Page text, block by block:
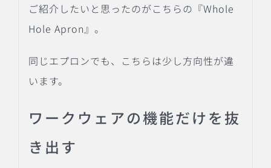
ご紹介したいと思ったのがこちらの『Whole
Hole Apron』。
同じエプロンでも、こちらは少し方向性が違
います。
ワークウェアの機能だけを抜
き出す